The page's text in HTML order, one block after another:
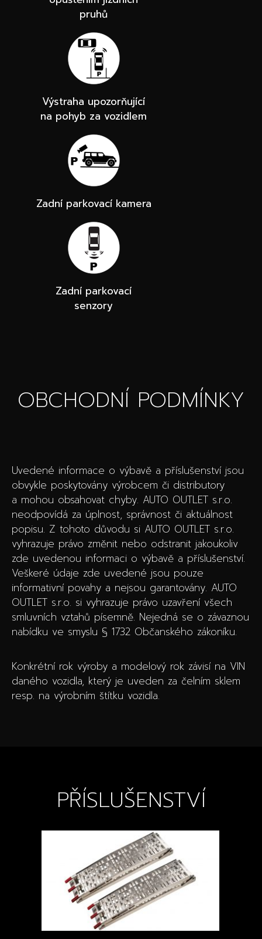
pruhů
Výstraha upozorňující
na pohyb za vozidlem
Zadní parkovací kamera
Zadní parkovací
senzory
OBCHODNÍ PODMÍNKY
Uvedené informace o výbavě a příslušenství jsou
obvykle poskytovány výrobcem či distributory
a mohou obsahovat chyby. AUTO OUTLET s.r.o.
neodpovídá za úplnost, správnost či aktuálnost
popisu. Z tohoto důvodu si AUTO OUTLET s.r.o.
vyhrazuje právo změnit nebo odstranit jakoukoliv
zde uvedenou informaci o výbavě a příslušenství.
Veškeré údaje zde uvedené jsou pouze
informativní povahy a nejsou garantovány. AUTO
OUTLET s.r.o. si vyhrazuje právo uzavření všech
smluvních vztahů písemně. Nejedná se o závaznou
nabídku ve smyslu § 1732 Občanského zákoníku.
Konkrétní rok výroby a modelový rok závisí na VIN
daného vozidla, který je uveden za čelním sklem
resp. na výrobním štítku vozidla.
PŘÍSLUŠENSTVÍ